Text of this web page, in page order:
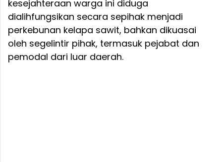
kesejahteraan warga ini diduga
dialihfungsikan secara sepihak menjadi
perkebunan kelapa sawit, bahkan dikuasai
oleh segelintir pihak, termasuk pejabat dan
pemodal dari luar daerah.